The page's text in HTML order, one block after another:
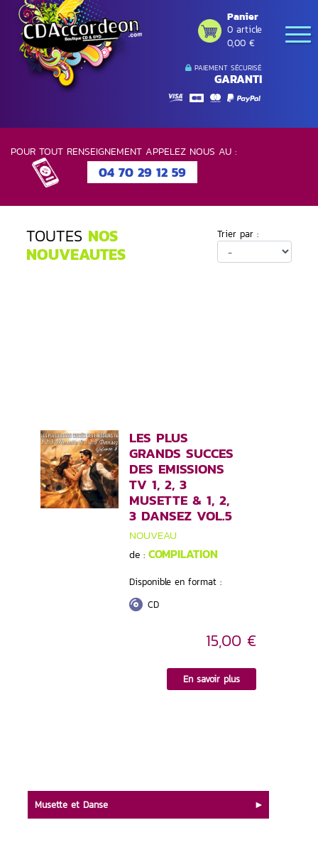
PAIEMENT SÉCURISÉ
GARANTI
Panier
0 article
0,00 €
POUR TOUT RENSEIGNEMENT APPELEZ NOUS AU :
04 70 29 12 59
TOUTES NOS
NOUVEAUTES
Trier par :
LES PLUS
GRANDS SUCCES
DES EMISSIONS
TV 1, 2, 3
MUSETTE & 1, 2,
3 DANSEZ VOL.5
NOUVEAU
de : COMPILATION
Disponible en format :
CD
15,00 €
En savoir plus
Musette et Danse